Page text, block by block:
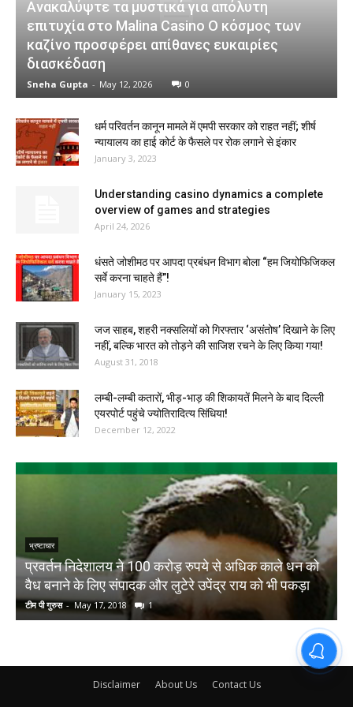
Ανακαλύψτε τα μυστικά για απόλυτη
επιτυχία στο Malina Casino Ο κόσμος των
καζίνο προσφέρει απίθανες ευκαιρίες
διασκέδαση
Sneha Gupta - May 12, 2026 0
धर्म परिवर्तन कानून मामले में एमपी सरकार को राहत नहीं; शीर्ष
न्यायालय का हाई कोर्ट के फैसले पर रोक लगाने से इंकार
January 3, 2023
Understanding casino dynamics a complete
overview of games and strategies
April 24, 2026
धंसते जोशीमठ पर आपदा प्रबंधन विभाग बोला “हम जियोफिजिकल
सर्वे करना चाहते हैं”!
January 15, 2023
जज साहब, शहरी नक्सलियों को गिरफ्तार ‘असंतोष’ दिखाने के लिए
नहीं, बल्कि भारत को तोड़ने की साजिश रचने के लिए किया गया!
August 31, 2018
लम्बी-लम्बी कतारों, भीड़-भाड़ की शिकायतें मिलने के बाद दिल्ली
एयरपोर्ट पहुंचे ज्योतिरादित्य सिंधिया!
December 12, 2022
भ्रष्टाचार
प्रवर्तन निदेशालय ने 100 करोड़ रुपये से अधिक काले धन को
वैध बनाने के लिए संपादक और लुटेरे उपेंद्र राय को भी पकड़ा
टीम पी गुरुस - May 17, 2018 1
Disclaimer About Us Contact Us